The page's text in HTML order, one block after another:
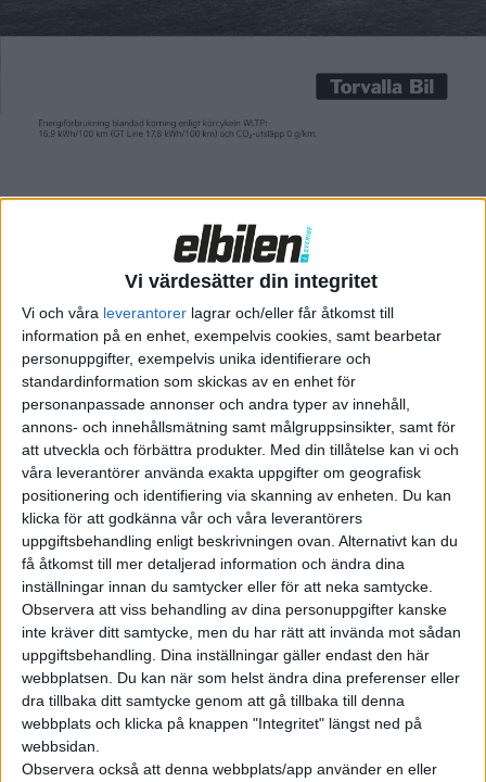
Vi värdesätter din integritet
Vi och våra leverantorer lagrar och/eller får åtkomst till
information på en enhet, exempelvis cookies, samt bearbetar
personuppgifter, exempelvis unika identifierare och
standardinformation som skickas av en enhet för
personanpassade annonser och andra typer av innehåll,
annons- och innehållsmätning samt målgruppsinsikter, samt för
att utveckla och förbättra produkter. Med din tillåtelse kan vi och
våra leverantörer använda exakta uppgifter om geografisk
positionering och identifiering via skanning av enheten. Du kan
klicka för att godkänna vår och våra leverantörers
uppgiftsbehandling enligt beskrivningen ovan. Alternativt kan du
få åtkomst till mer detaljerad information och ändra dina
inställningar innan du samtycker eller för att neka samtycke.
Observera att viss behandling av dina personuppgifter kanske
inte kräver ditt samtycke, men du har rätt att invända mot sådan
uppgiftsbehandling. Dina inställningar gäller endast den här
webbplatsen. Du kan när som helst ändra dina preferenser eller
dra tillbaka ditt samtycke genom att gå tillbaka till denna
webbplats och klicka på knappen "Integritet" längst ned på
webbsidan.
Observera också att denna webbplats/app använder en eller
gick […]
räknade samman
2020 till november 2021 utgjorde rena elbilar för första
Det beskrevs då som en milstolpe – och nu är det dags för
I december förra året stod rena elbilar för över 20 procent av
nybilsförsäljningen i Europa. Därmed gick elbilar om
dieselbilarna, som stod för 19 procent inklusive elektrifierade
dieselmodeller med eldrift.
Det rapporterarFinancial Times och hänvisar till den ännu inte
presenterade slutrapporten för 2021 från Matthias Schmidt.
Ökningen förklaras med de miljöpremier för elbilar som
erbjuds i olika länder, men också det faktum att Tesla lyckades
leverera över förväntan trots den rådande bristen på
halvledare.
Bara i december såldes 176 000 elbilar på de 19 europeiska
marknader som ingår i rapporten. Det är en ny toppnotering
för en enskild månad och en ökning på sex procent jämfört
med året innan. Omkring 10 000 av dem registrerades i Sverige,
enligt statistik från Bil Sweden.
Försäljningen av dieselbilar kom i december upp i knappt 160
000 exemplar totalt i Europa.